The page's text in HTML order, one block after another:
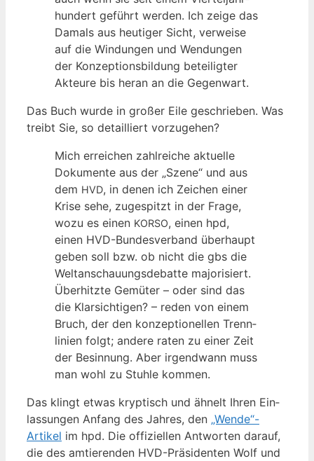
hun­dert geführt wer­den. Ich zei­ge das
Damals aus heu­ti­ger Sicht, ver­wei­se
auf die Win­dun­gen und Wen­dun­gen
der Kon­zep­ti­ons­bil­dung betei­lig­ter
Akteu­re bis her­an an die Gegenwart.
Das Buch wur­de in gro­ßer Eile geschrie­ben. Was
treibt Sie, so detail­liert vorzugehen?
Mich errei­chen zahl­rei­che aktu­el­le
Doku­men­te aus der „Sze­ne“ und aus
dem HVD, in denen ich Zei­chen einer
Kri­se sehe, zuge­spitzt in der Fra­ge,
wozu es einen KORSO, einen hpd,
einen HVD-Bun­des­ver­band über­haupt
geben soll bzw. ob nicht die gbs die
Welt­an­schau­ungs­de­bat­te majo­ri­siert.
Über­hitz­te Gemü­ter – oder sind das
die Klar­sich­ti­gen? – reden von einem
Bruch, der den kon­zep­tio­nel­len Trenn­
li­ni­en folgt; ande­re raten zu einer Zeit
der Besin­nung. Aber irgend­wann muss
man wohl zu Stuh­le kommen.
Das klingt etwas kryp­tisch und ähnelt Ihren Ein­
las­sun­gen Anfang des Jah­res, den „Wende“-
Artikel im hpd. Die offi­zi­el­len Ant­wor­ten dar­auf,
die des amtie­ren­den HVD-Prä­si­den­ten Wolf und